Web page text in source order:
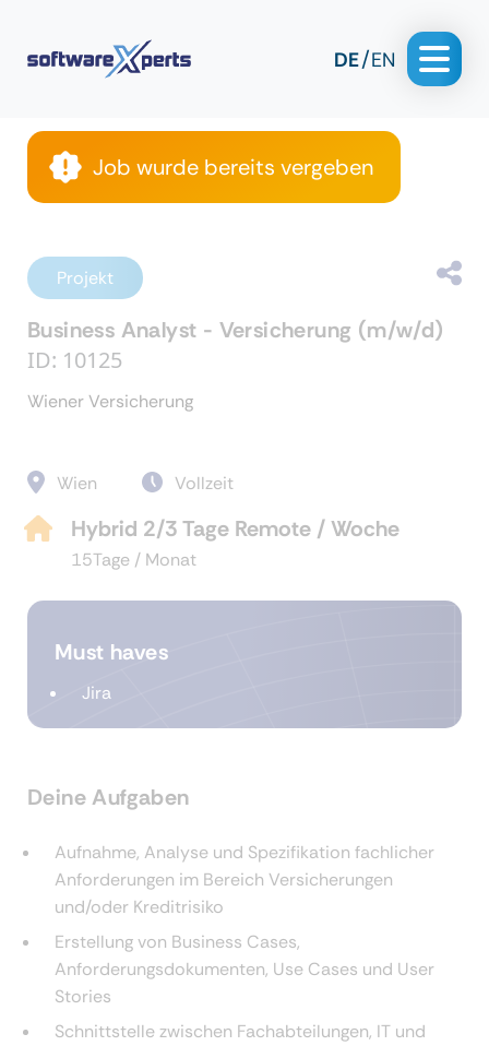
DE EN
Job wurde bereits vergeben
Projekt
Business Analyst - Versicherung (m/w/d)
ID: 10125
Wiener Versicherung
Wien Vollzeit
Hybrid 2/3 Tage Remote / Woche
15Tage / Monat
Must haves
Jira
Deine Aufgaben
Aufnahme, Analyse und Spezifikation fachlicher
Anforderungen im Bereich Versicherungen
und/oder Kreditrisiko
Erstellung von Business Cases,
Anforderungsdokumenten, Use Cases und User
Stories
Schnittstelle zwischen Fachabteilungen, IT und